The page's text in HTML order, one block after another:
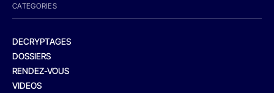
CATEGORIES
DECRYPTAGES
DOSSIERS
RENDEZ-VOUS
VIDEOS